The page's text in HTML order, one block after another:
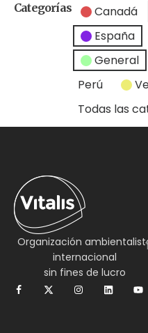
Categorías Canadá
España
General
Perú
Todas las
Organización
internacional
sin fines de lucro